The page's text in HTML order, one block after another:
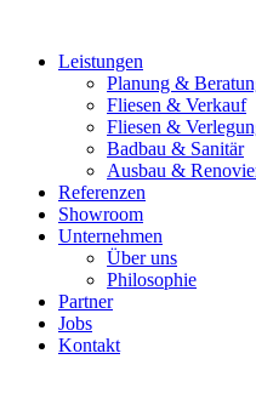
Leistungen
Planung &
Fliesen & Verkauf
Fliesen &
Badbau & Sanitär
Ausbau &
Referenzen
Showroom
Unternehmen
Über uns
Philosophie
Partner
Jobs
Kontakt